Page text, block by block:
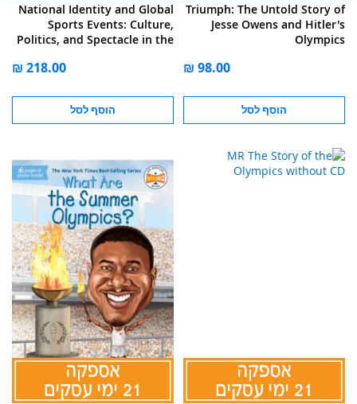
Triumph: The Untold Story of
Jesse Owens and Hitler's
Olympics
הוסף לסל
National Identity and Global
Sports Events: Culture,
Politics, and Spectacle in the
הוסף לסל